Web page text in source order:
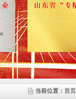
当前位置： 首页